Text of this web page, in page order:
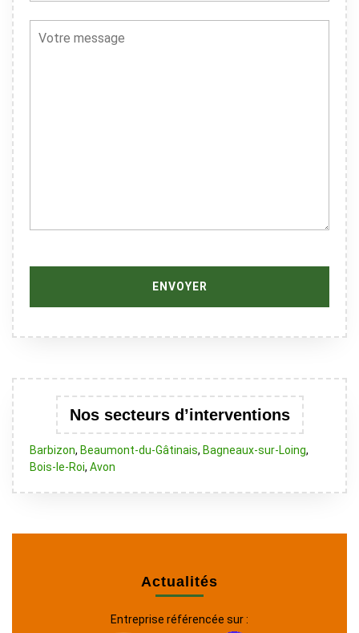
Nos secteurs d’interventions
Barbizon, Beaumont-du-Gâtinais, Bagneaux-sur-Loing,
Bois-le-Roi, Avon
Actualités
Entreprise référencée sur :